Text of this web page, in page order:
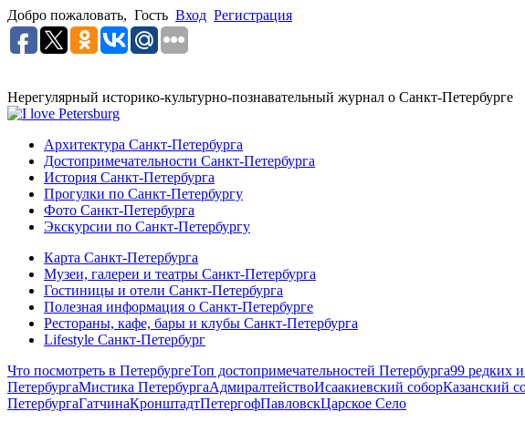
Добро пожаловать, Гость Вход Регистрация
Нерегулярный историко-культурно-познавательный журнал о Санкт-Петербурге
Архитектура Санкт-Петербурга
Достопримечательности Санкт-Петербурга
История Санкт-Петербурга
Прогулки по Санкт-Петербургу
Фото Санкт-Петербурга
Экскурсии по Санкт-Петербургу
Карта Санкт-Петербурга
Музеи, галереи и театры Санкт-Петербурга
Гостиницы и отели Санкт-Петербурга
Полезная информация о Санкт-Петербурге
Рестораны, кафе, бары и клубы Санкт-Петербурга
Lifestyle Санкт-Петербург
Что посмотреть в ПетербургеТоп достопримечательностей Петербурга99 редких
ПетербургаМистика ПетербургаАдмиралтействоИсаакиевский соборКазанский
ПетербургаГатчинаКронштадтПетергофПавловскЦарское Село